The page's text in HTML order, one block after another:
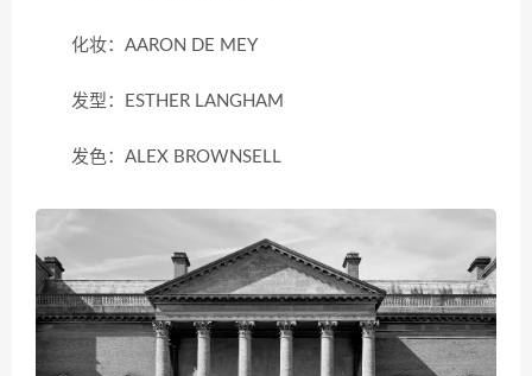
化妆：AARON DE MEY
发型：ESTHER LANGHAM
发色：ALEX BROWNSELL